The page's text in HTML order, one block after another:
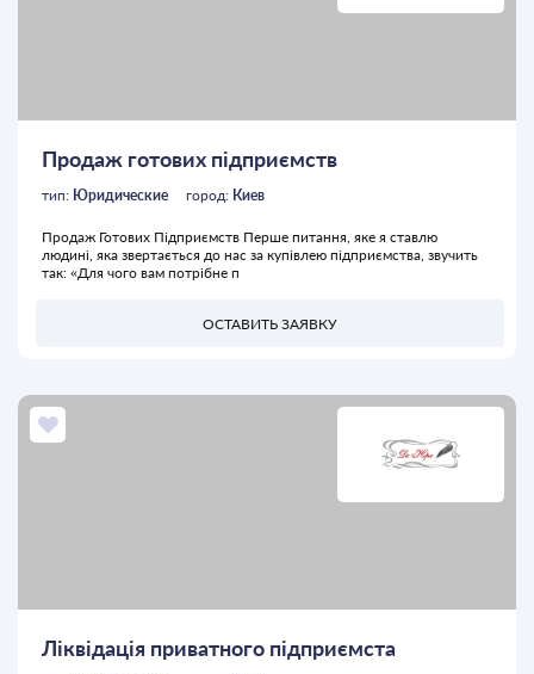
Продаж готових підприємств
тип: Юридические город: Киев
Продаж Готових Підприємств Перше питання, яке я ставлю
людині, яка звертається до нас за купівлею підприємства, звучить
так: «Для чого вам потрібне п
ОСТАВИТЬ ЗАЯВКУ
Ліквідація приватного підприємста